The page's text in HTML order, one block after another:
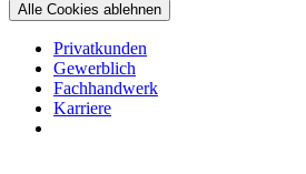
Alle Cookies ablehnen
Privatkunden
Gewerblich
Fachhandwerk
Karriere